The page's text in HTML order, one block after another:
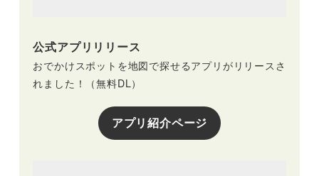
公式アプリリリース
おでかけスポットを地図で探せるアプリがリリースさ
れました！（無料DL）
アプリ紹介ページ